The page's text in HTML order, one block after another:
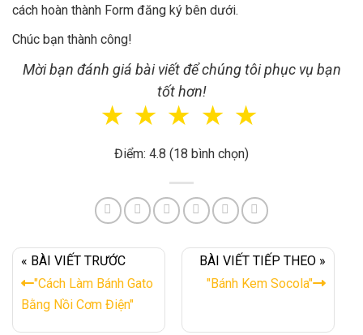
cách hoàn thành Form đăng ký bên dưới.
Chúc bạn thành công!
Mời bạn đánh giá bài viết để chúng tôi phục vụ bạn
tốt hơn!
☆
☆
☆
☆
☆
Điểm: 4.8 (18 bình chọn)
« BÀI VIẾT TRƯỚC
"Cách Làm Bánh Gato
Bằng Nồi Cơm Điện"
BÀI VIẾT TIẾP THEO »
"Bánh Kem Socola"